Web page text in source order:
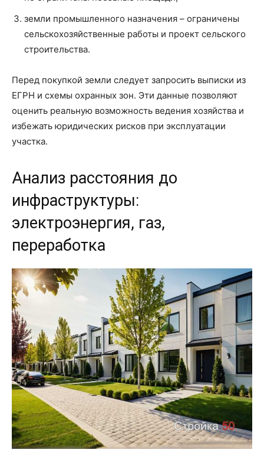
земли промышленного назначения – ограничены
сельскохозяйственные работы и проект сельского
строительства.
Перед покупкой земли следует запросить выписки из
ЕГРН и схемы охранных зон. Эти данные позволяют
оценить реальную возможность ведения хозяйства и
избежать юридических рисков при эксплуатации
участка.
Анализ расстояния до
инфраструктуры:
электроэнергия, газ,
переработка